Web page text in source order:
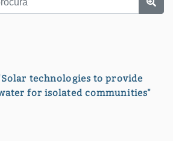
technologies to provide
for isolated communities"